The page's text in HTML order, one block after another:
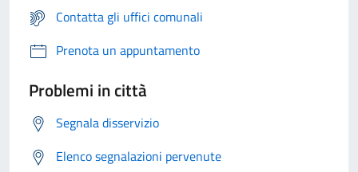
Contatta gli uffici comunali
Prenota un appuntamento
Problemi in città
Segnala disservizio
Elenco segnalazioni pervenute